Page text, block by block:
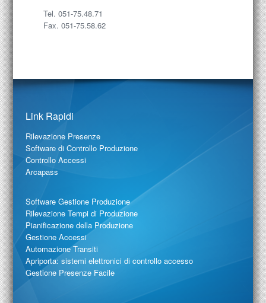
Tel. 051-75.48.71
Fax. 051-75.58.62
Link Rapidi
Rilevazione Presenze
Software di Controllo Produzione
Controllo Accessi
Arcapass
Software Gestione Produzione
Rilevazione Tempi di Produzione
Pianificazione della Produzione
Gestione Accessi
Automazione Transiti
Apriporta: sistemi elettronici di controllo accesso
Gestione Presenze Facile